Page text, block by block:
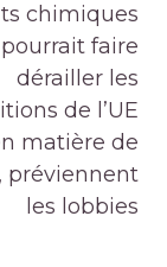
chimiques
pourrait faire
dérailler les
de l’UE
matière de
préviennent
les lobbies